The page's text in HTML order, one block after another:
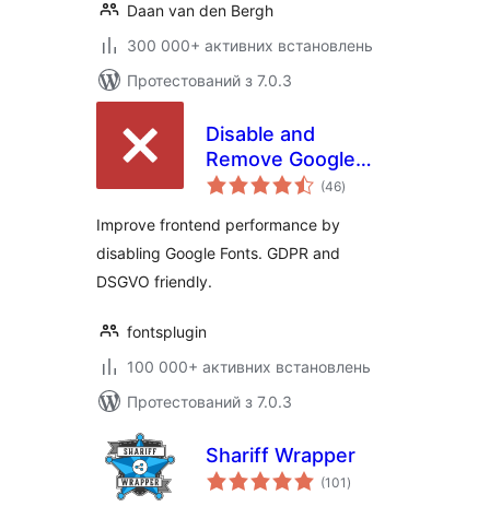
Daan van den Bergh
300 000+ активних встановлень
Протестований з 7.0.3
Disable and
Remove Google
Fonts | GDPR &
(46загальний
рейтинг
)
Improve frontend performance by
disabling Google Fonts. GDPR and
DSGVO friendly.
fontsplugin
100 000+ активних встановлень
Протестований з 7.0.3
Shariff Wrapper
(101 загальний
рейтинг
)